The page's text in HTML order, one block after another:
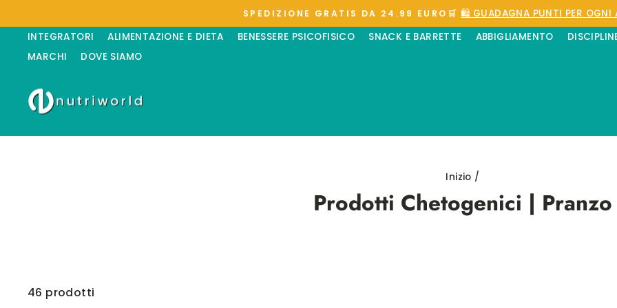
contenuti
Metti
SPEDIZIONE GRATIS DA 24.99 EURO🛒 🛍️ GUADAGNA PUNTI PER
INTEGRATORI
ALIMENTAZIONE E DIETA BENESSERE PSICOFISICO SNACK E BARRETTE ABBIGLIAMENTO
MARCHI
DOVE SIAMO
Inizio /
Prodotti Chetogenici | Pranzo
46 prodotti